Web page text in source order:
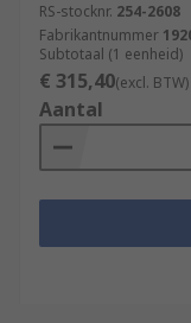
RS-stocknr. 254-2608
Fabrikantnummer
Subtotaal (1 eenheid)
€ 315,40(excl. BTW)
Aantal